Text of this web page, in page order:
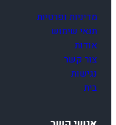
מדיניות ופרטיות
תנאי שימוש
אודות
צור קשר
נגישות
בית